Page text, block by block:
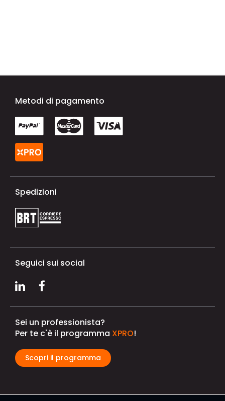
Metodi di pagamento
Spedizioni
Seguici sui social
Sei un professionista?
Per te c'è il programma XPRO!
Scopri il programma